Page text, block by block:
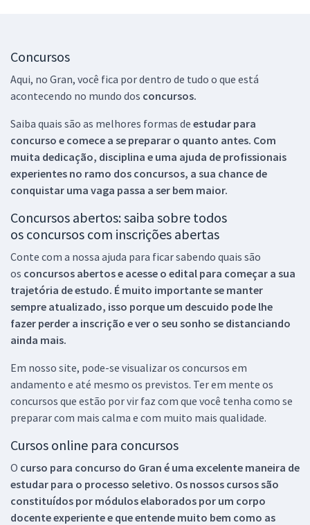
Concursos
Aqui, no Gran, você fica por dentro de tudo o que está
acontecendo no mundo dos concursos.
Saiba quais são as melhores formas de estudar para
concurso e comece a se preparar o quanto antes. Com
muita dedicação, disciplina e uma ajuda de profissionais
experientes no ramo dos concursos, a sua chance de
conquistar uma vaga passa a ser bem maior.
Concursos abertos: saiba sobre todos
os concursos com inscrições abertas
Conte com a nossa ajuda para ficar sabendo quais são
os concursos abertos e acesse o edital para começar a sua
trajetória de estudo. É muito importante se manter
sempre atualizado, isso porque um descuido pode lhe
fazer perder a inscrição e ver o seu sonho se distanciando
ainda mais.
Em nosso site, pode-se visualizar os concursos em
andamento e até mesmo os previstos. Ter em mente os
concursos que estão por vir faz com que você tenha como se
preparar com mais calma e com muito mais qualidade.
Cursos online para concursos
O curso para concurso do Gran é uma excelente maneira de
estudar para o processo seletivo. Os nossos cursos são
constituídos por módulos elaborados por um corpo
docente experiente e que entende muito bem como as